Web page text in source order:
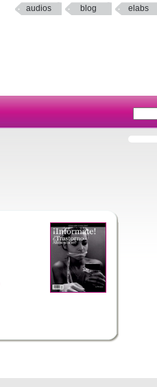
audios blog elabs